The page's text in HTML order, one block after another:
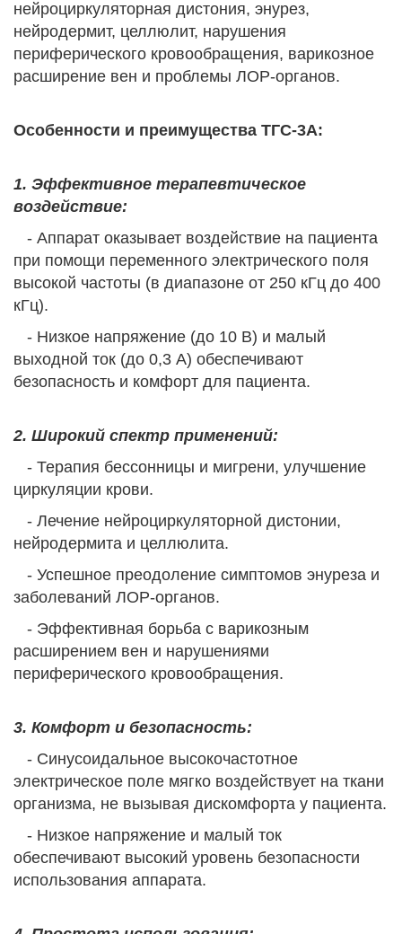
нейроциркуляторная дистония, энурез,
нейродермит, целлюлит, нарушения
периферического кровообращения, варикозное
расширение вен и проблемы ЛОР-органов.
Особенности и преимущества ТГС-3А:
1. Эффективное терапевтическое
воздействие:
- Аппарат оказывает воздействие на пациента
при помощи переменного электрического поля
высокой частоты (в диапазоне от 250 кГц до 400
кГц).
- Низкое напряжение (до 10 В) и малый
выходной ток (до 0,3 А) обеспечивают
безопасность и комфорт для пациента.
2. Широкий спектр применений:
- Терапия бессонницы и мигрени, улучшение
циркуляции крови.
- Лечение нейроциркуляторной дистонии,
нейродермита и целлюлита.
- Успешное преодоление симптомов энуреза и
заболеваний ЛОР-органов.
- Эффективная борьба с варикозным
расширением вен и нарушениями
периферического кровообращения.
3. Комфорт и безопасность:
- Синусоидальное высокочастотное
электрическое поле мягко воздействует на ткани
организма, не вызывая дискомфорта у пациента.
- Низкое напряжение и малый ток
обеспечивают высокий уровень безопасности
использования аппарата.